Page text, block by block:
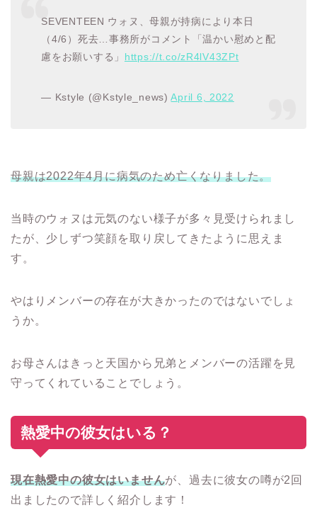
SEVENTEEN ウォヌ、母親が持病により本日
（4/6）死去…事務所がコメント「温かい慰めと配
慮をお願いする」 https://t.co/zR4lV43ZPt
— Kstyle (@Kstyle_news)April 6, 2022
母親は2022年4月に病気のため亡くなりました。
当時のウォヌは元気のない様子が多々見受けられまし
たが、少しずつ笑顔を取り戻してきたように思えま
す。
やはりメンバーの存在が大きかったのではないでしょ
うか。
お母さんはきっと天国から兄弟とメンバーの活躍を見
守ってくれていることでしょう。
熱愛中の彼女はいる？
現在熱愛中の彼女はいませんが、過去に彼女の噂が2回
出ましたので詳しく紹介します！